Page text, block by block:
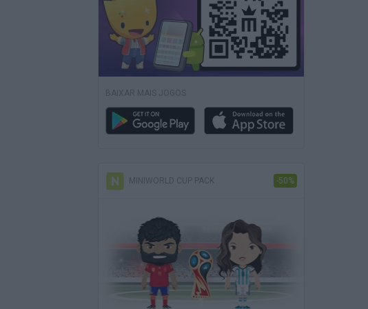
BAIXAR MAIS JOGOS
MINIWORLD CUP PACK -50%